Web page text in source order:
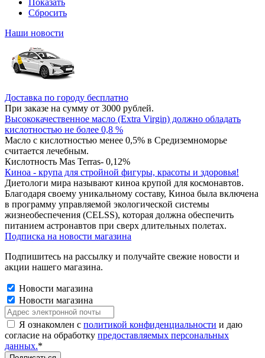
Показать
Сбросить
Наши новости
Доставка по городу бесплатно
При заказе на сумму от 3000 рублей.
Высококачественное масло (Extra Virgin) должно обладать
кислотностью не более 0,8 %
Масло с кислотностью менее 0,5% в Средиземноморье
считается лечебным.
Кислотность Mas Terras- 0,12%
Киноа - крупа для стройной фигуры, красоты и здоровья!
Диетологи мира называют киноа крупой для космонавтов.
Благодаря своему уникальному составу, Киноа была включена
в программу управляемой экологической системы
жизнеобеспечения (CELSS), которая должна обеспечить
питанием астронавтов при сверх длительных полетах.
Подписка на новости магазина
Подпишитесь на рассылку и получайте свежие новости и
акции нашего магазина.
Новости магазина
Новости магазина
Я ознакомлен с политикой конфиденциальности и даю
согласие на обработку предоставляемых персональных
данных.*